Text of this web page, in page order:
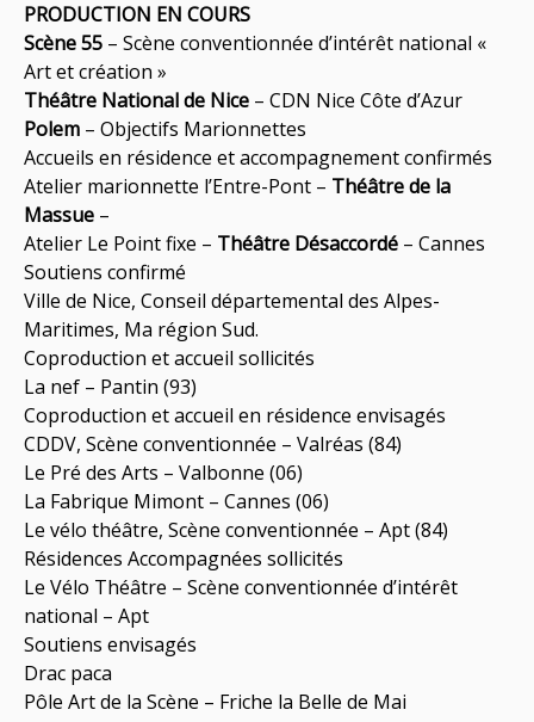
PRODUCTION EN COURS
Scène 55 – Scène conventionnée d’intérêt national «
Art et création »
Théâtre National de Nice – CDN Nice Côte d’Azur
Polem – Objectifs Marionnettes
Accueils en résidence et accompagnement confirmés
Atelier marionnette l’Entre-Pont – Théâtre de la
Massue –
Atelier Le Point fixe – Théâtre Désaccordé – Cannes
Soutiens confirmé
Ville de Nice, Conseil départemental des Alpes-
Maritimes, Ma région Sud.
Coproduction et accueil sollicités
La nef – Pantin (93)
Coproduction et accueil en résidence envisagés
CDDV, Scène conventionnée – Valréas (84)
Le Pré des Arts – Valbonne (06)
La Fabrique Mimont – Cannes (06)
Le vélo théâtre, Scène conventionnée – Apt (84)
Résidences Accompagnées sollicités
Le Vélo Théâtre – Scène conventionnée d’intérêt
national – Apt
Soutiens envisagés
Drac paca
Pôle Art de la Scène – Friche la Belle de Mai